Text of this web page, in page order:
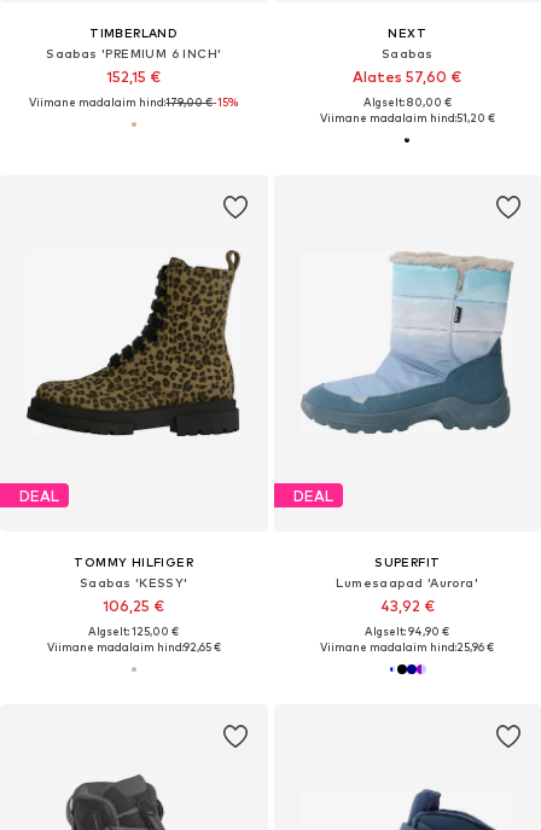
TIMBERLAND
Saabas 'PREMIUM 6 INCH'
152,15 €
Viimane madalaim hind:179,00 €-15%
NEXT
Saabas
Alates 57,60 €
Algselt: 80,00 €
Viimane madalaim hind:51,20 €
DEAL
TOMMY HILFIGER
Saabas 'KESSY'
106,25 €
Algselt: 125,00 €
Viimane madalaim hind:92,65 €
DEAL
SUPERFIT
Lumesaapad 'Aurora'
43,92 €
Algselt: 94,90 €
Viimane madalaim hind:25,96 €